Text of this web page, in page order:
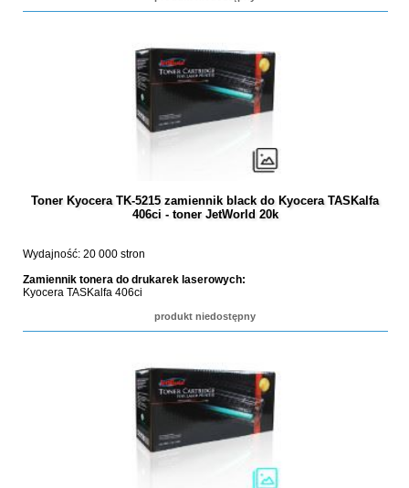
Toner Kyocera TK-5215 zamiennik black do Kyocera TASKalfa
406ci - toner JetWorld 20k
Wydajność: 20 000 stron
Zamiennik tonera do drukarek laserowych:
Kyocera TASKalfa 406ci
produkt niedostępny